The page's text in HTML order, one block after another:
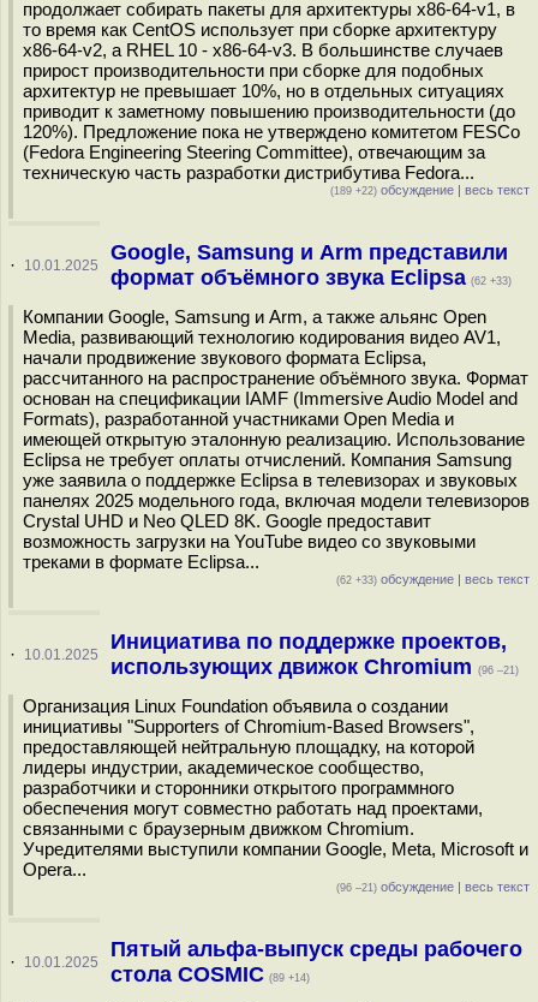
продолжает собирать пакеты для архитектуры x86-64-v1, в
то время как CentOS использует при сборке архитектуру
x86-64-v2, а RHEL 10 - x86-64-v3. В большинстве случаев
прирост производительности при сборке для подобных
архитектур не превышает 10%, но в отдельных ситуациях
приводит к заметному повышению производительности (до
120%). Предложение пока не утверждено комитетом FESCo
(Fedora Engineering Steering Committee), отвечающим за
техническую часть разработки дистрибутива Fedora...
(189 +22) обсуждение | весь текст
· 10.01.2025
Google, Samsung и Arm представили
формат объёмного звука Eclipsa (62 +33)
Компании Google, Samsung и Arm, а также альянс Open
Media, развивающий технологию кодирования видео AV1,
начали продвижение звукового формата Eclipsa,
рассчитанного на распространение объёмного звука. Формат
основан на спецификации IAMF (Immersive Audio Model and
Formats), разработанной участниками Open Media и
имеющей открытую эталонную реализацию. Использование
Eclipsa не требует оплаты отчислений. Компания Samsung
уже заявила о поддержке Eclipsa в телевизорах и звуковых
панелях 2025 модельного года, включая модели телевизоров
Crystal UHD и Neo QLED 8K. Google предоставит
возможность загрузки на YouTube видео со звуковыми
треками в формате Eclipsa...
(62 +33) обсуждение | весь текст
· 10.01.2025
Инициатива по поддержке проектов,
использующих движок Chromium (96 –21)
Организация Linux Foundation объявила о создании
инициативы "Supporters of Chromium-Based Browsers",
предоставляющей нейтральную площадку, на которой
лидеры индустрии, академическое сообщество,
разработчики и сторонники открытого программного
обеспечения могут совместно работать над проектами,
связанными с браузерным движком Chromium.
Учредителями выступили компании Google, Meta, Microsoft и
Opera...
(96 –21) обсуждение | весь текст
· 10.01.2025
Пятый альфа-выпуск среды рабочего
стола COSMIC (89 +14)